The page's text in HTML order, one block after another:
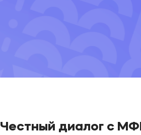
Честный диалог с